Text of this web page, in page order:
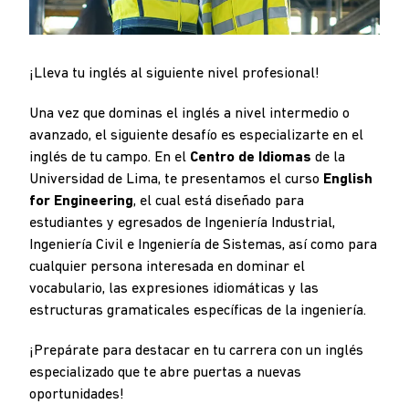
¡Lleva tu inglés al siguiente nivel profesional!
Una vez que dominas el inglés a nivel intermedio o
avanzado, el siguiente desafío es especializarte en el
inglés de tu campo. En el Centro de Idiomas de la
Universidad de Lima, te presentamos el curso English
for Engineering, el cual está diseñado para
estudiantes y egresados de Ingeniería Industrial,
Ingeniería Civil e Ingeniería de Sistemas, así como para
cualquier persona interesada en dominar el
vocabulario, las expresiones idiomáticas y las
estructuras gramaticales específicas de la ingeniería.
¡Prepárate para destacar en tu carrera con un inglés
especializado que te abre puertas a nuevas
oportunidades!